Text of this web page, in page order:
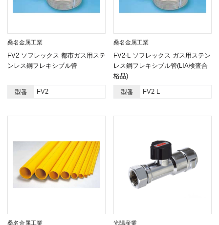
桑名金属工業
FV2 ソフレックス 都市ガス用ステ
ンレス鋼フレキシブル管
型番 FV2
桑名金属工業
FV2-L ソフレックス ガス用ステン
レス鋼フレキシブル管(LIA検査合
格品)
型番 FV2-L
桑名金属工業 光陽産業